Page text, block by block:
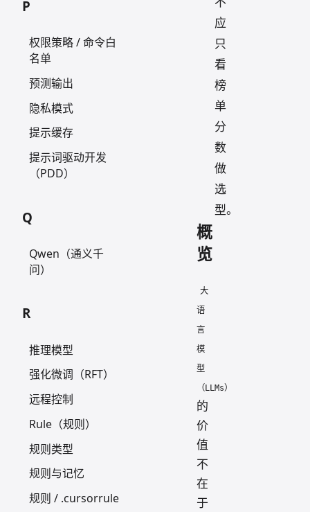
P
权限策略 / 命令白
名单
预测输出
隐私模式
提示缓存
提示词驱动开发
（PDD）
Q
Qwen（通义千
问）
R
推理模型
强化微调（RFT）
远程控制
Rule（规则）
规则类型
规则与记忆
规则 / .cursorrule
应
只
看
榜
单
分
数
做
选
型。
概
览
大
语
言
模
型
（LLMs）
的
价
值
不
在
于